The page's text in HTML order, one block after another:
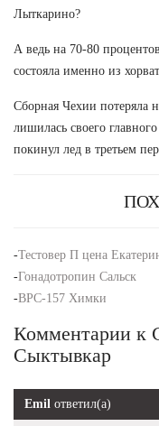
Лыткарино?
А ведь на 70-80
состояла именно из
Сборная Чехии потеряла
лишилась своего
покинул лед в третьем
-Тестовер П цена
-Гонадотропин Сальск
-BPC-157 Химки
Комментарии к
Сыктывкар
Emil ответил(а)